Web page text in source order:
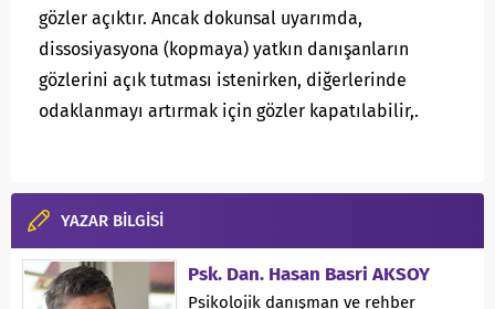
gözler açıktır. Ancak dokunsal uyarımda,
dissosiyasyona (kopmaya) yatkın danışanların
gözlerini açık tutması istenirken, diğerlerinde
odaklanmayı artırmak için gözler kapatılabilir,.
YAZAR BİLGİSİ
Psk. Dan. Hasan Basri AKSOY
Psikolojik danışman ve rehber